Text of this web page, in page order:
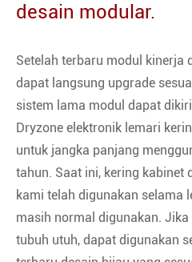
desain modular.
Setelah terbaru modul kinerja
dapat langsung upgrade
sistem lama modul dapat
Dryzone elektronik lemari
untuk jangka panjang
tahun. Saat ini, kering kabinet
kami telah digunakan selama
masih normal digunakan.
tubuh utuh, dapat digunakan